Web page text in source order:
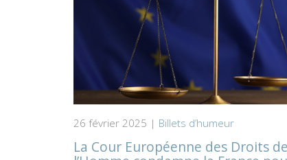
26 février 2025 | Billets d’humeur
La Cour Européenne des Droits de